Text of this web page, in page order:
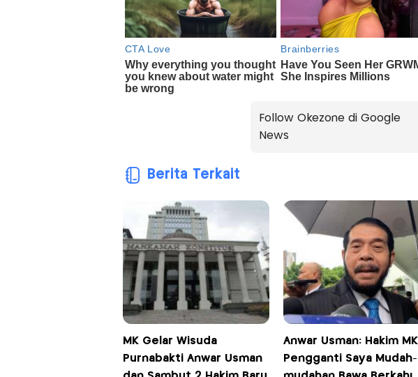
Follow Okezone di Google
News
Berita Terkait
MK Gelar Wisuda
Purnabakti Anwar Usman
Anwar Usman: Hakim MK
Pengganti Saya Mudah-